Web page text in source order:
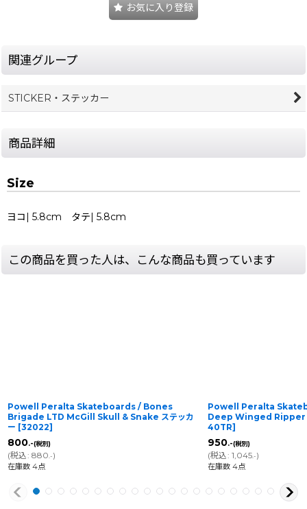
お気に入り登録
関連グループ
STICKER・ステッカー
商品詳細
Size
ヨコ| 5.8cm タテ| 5.8cm
この商品を買った人は、こんな商品も買っています
Powell Peralta Skateboards / Bones
Brigade LTD McGill Skull & Snake ステッカ
ー [32022]
800.-(税別)
(税込: 880 .-)
在庫数 4点
Powell Peralta
Deep Winged Ripper
40TR]
950.-(税別)
(税込: 1,045.-)
在庫数 4点